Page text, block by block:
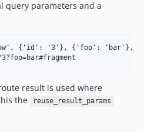
query parameters and a
' , { ' id ' : '3 ' }, { ' foo ' : ' bar ' },
result is used where
the
reuse_result_params